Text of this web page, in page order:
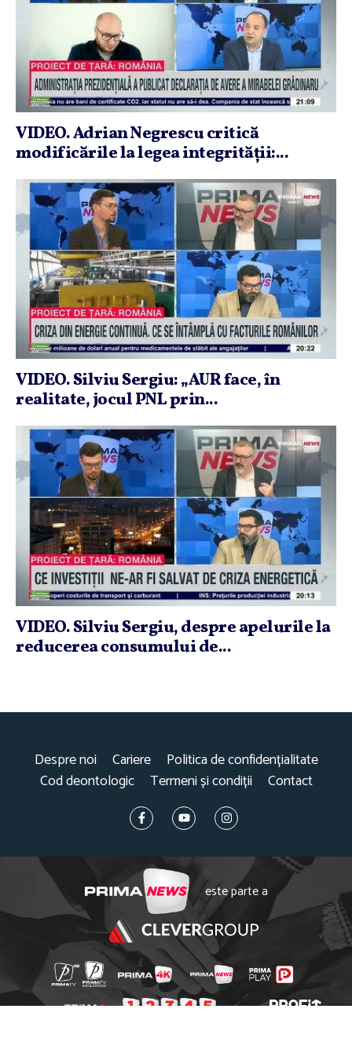
VIDEO. Adrian Negrescu critică
modificările la legea integrităţii:...
VIDEO. Silviu Sergiu: „AUR face, în
realitate, jocul PNL prin...
VIDEO. Silviu Sergiu, despre apelurile la
reducerea consumului de...
Despre noi Cariere
Politica de confidențialitate
Cod deontologic
Termeni și condiții Contact
este parte a